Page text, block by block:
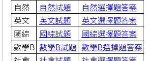
自然
自然試題
自然選擇題答案
英文
英文試題
英文選擇題答案
國綜
國綜試題
國綜選擇題答案
數學B 數學B試題 數學B選擇題答案